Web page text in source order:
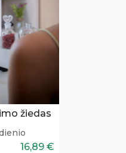
žiedas
16,89 €